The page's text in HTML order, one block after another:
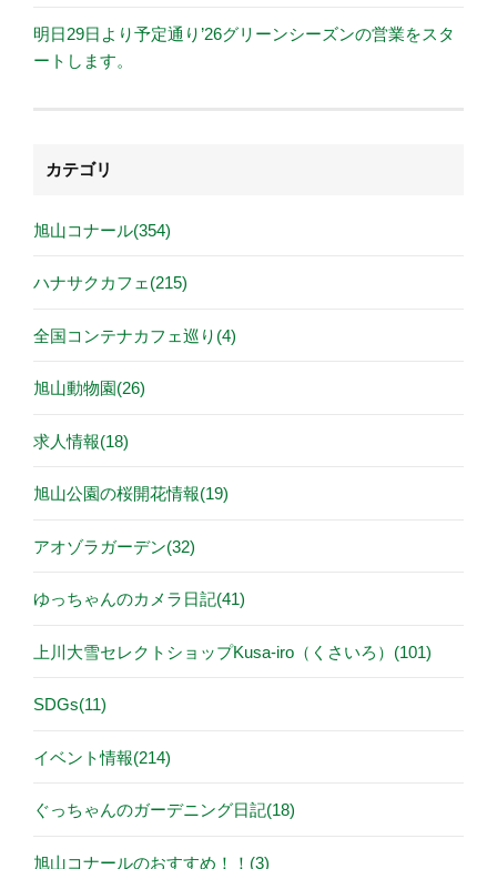
明日29日より予定通り’26グリーンシーズンの営業をスタ
ートします。
カテゴリ
旭山コナール(354)
ハナサクカフェ(215)
全国コンテナカフェ巡り(4)
旭山動物園(26)
求人情報(18)
旭山公園の桜開花情報(19)
アオゾラガーデン(32)
ゆっちゃんのカメラ日記(41)
上川大雪セレクトショップKusa-iro（くさいろ）(101)
SDGs(11)
イベント情報(214)
ぐっちゃんのガーデニング日記(18)
旭山コナールのおすすめ！！(3)